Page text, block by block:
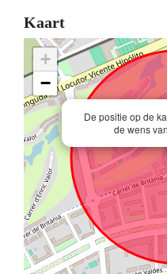
Kaart
De positie op de
de wens
+
−